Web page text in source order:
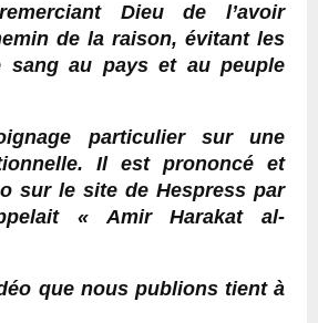
Dieu de l’avoir
de la raison, évitant les
sang au pays et au peuple
particulier sur une
Il est prononcé et
sur le site de Hespress par
« Amir Harakat al-
que nous publions tient à